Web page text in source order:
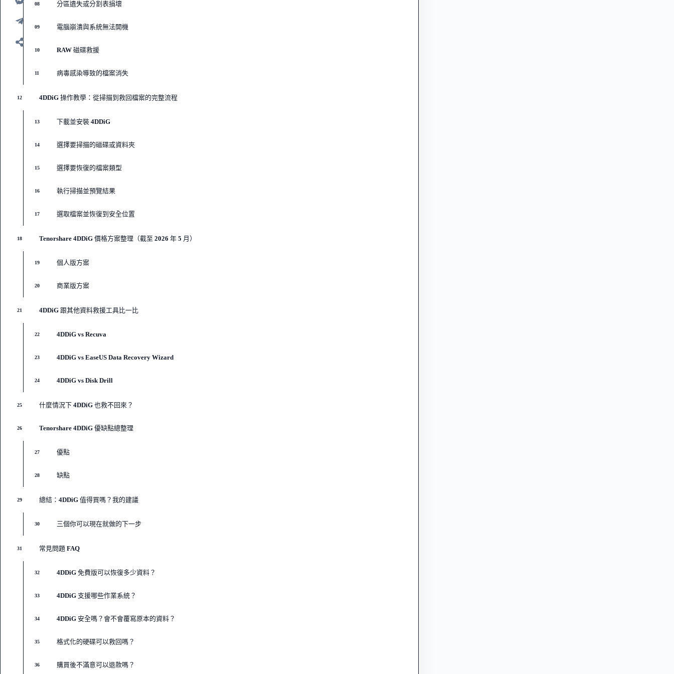
08 分區遺失或分割表損壞
09 電腦崩潰與系統無法開機
10 RAW 磁碟救援
11 病毒感染導致的檔案消失
12 4DDiG 操作教學：從掃描到救回檔案的完整流程
13 下載並安裝 4DDiG
14 選擇要掃描的磁碟或資料夾
15 選擇要恢復的檔案類型
16 執行掃描並預覽結果
17 選取檔案並恢復到安全位置
18 Tenorshare 4DDiG 價格方案整理（截至 2026 年 5 月）
19 個人版方案
20 商業版方案
21 4DDiG 跟其他資料救援工具比一比
22 4DDiG vs Recuva
23 4DDiG vs EaseUS Data Recovery Wizard
24 4DDiG vs Disk Drill
25 什麼情況下 4DDiG 也救不回來？
26 Tenorshare 4DDiG 優缺點總整理
27 優點
28 缺點
29 總結：4DDiG 值得買嗎？我的建議
30 三個你可以現在就做的下一步
31 常見問題 FAQ
32 4DDiG 免費版可以恢復多少資料？
33 4DDiG 支援哪些作業系統？
34 4DDiG 安全嗎？會不會覆寫原本的資料？
35 格式化的硬碟可以救回嗎？
36 購買後不滿意可以退款嗎？